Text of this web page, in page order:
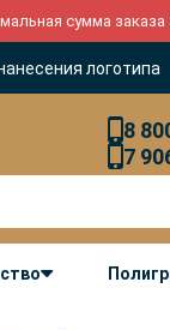
сумма
логотипа
8
7